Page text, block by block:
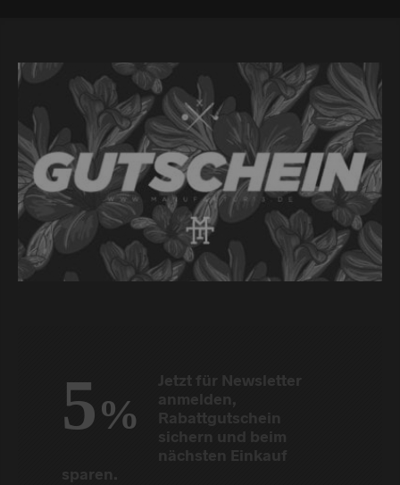
5%
Jetzt für Newsletter
anmelden,
Rabattgutschein
sichern und beim
nächsten Einkauf
sparen.